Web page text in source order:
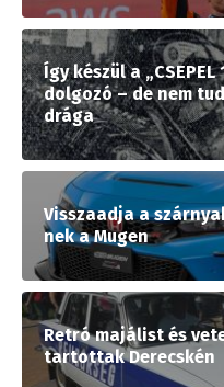
Így készül a
dolgozó – de nem
drága
Visszaadja a
nek a Mugen
Retró majálist és
tartottak Derecskén